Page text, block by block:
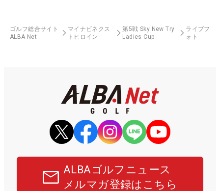
ゴルフ総合サイト
ALBA Net
マイナビネクス
トヒロイン
第5戦 Sky New Try
Ladies Cup
ライブフ
ォト
ALBAゴルフニュース
メルマガ登録はこちら